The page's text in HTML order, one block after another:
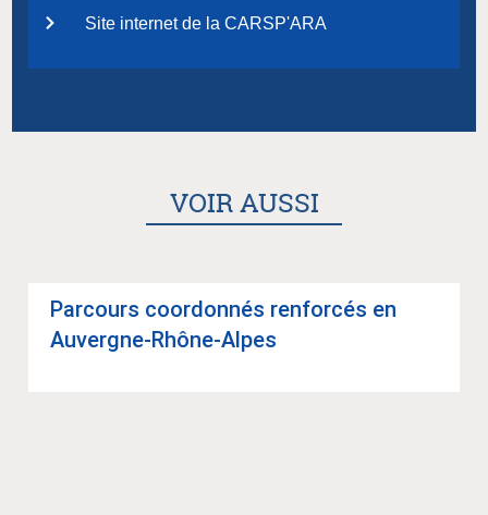
Site internet de la CARSP'ARA
VOIR AUSSI
Par­cours coor­don­nés ren­for­cés en
Auvergne-Rhône-Alpes